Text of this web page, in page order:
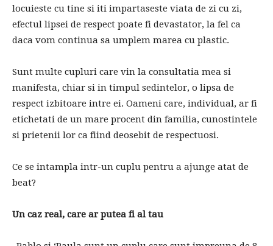
locuieste cu tine si iti impartaseste viata de zi cu zi,
efectul lipsei de respect poate fi devastator, la fel ca
daca vom continua sa umplem marea cu plastic.
Sunt multe cupluri care vin la consultatia mea si
manifesta, chiar si in timpul sedintelor, o lipsa de
respect izbitoare intre ei. Oameni care, individual, ar fi
etichetati de un mare procent din familia, cunostintele
si prietenii lor ca fiind deosebit de respectuosi.
Ce se intampla intr-un cuplu pentru a ajunge atat de
beat?
Un caz real, care ar putea fi al tau